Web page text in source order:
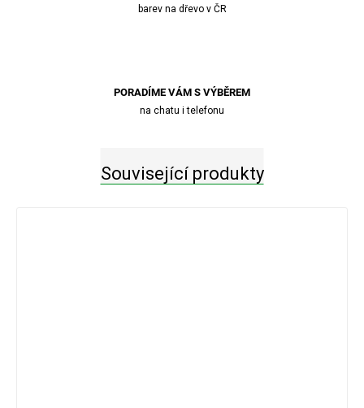
barev na dřevo v ČR
PORADÍME VÁM S VÝBĚREM
na chatu i telefonu
Související produkty